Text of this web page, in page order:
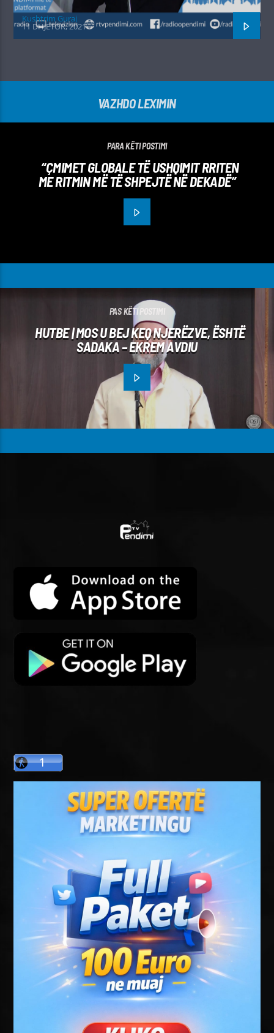
Kushtrim Guraj
11 DHJETOR, 2021
VAZHDO LEXIMIN
PARA KËTI POSTIMI
“ÇMIMET GLOBALE TË USHQIMIT RRITEN
ME RITMIN MË TË SHPEJTË NË DEKADË”
PAS KËTI POSTIMI
HUTBE | MOS U BEJ KEQ NJERËZVE, ËSHTË
SADAKA – EKREM AVDIU